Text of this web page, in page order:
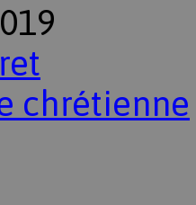
chrétienne